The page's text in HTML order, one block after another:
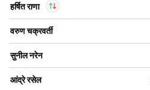
हर्षित राणा
In हर्षित राणा
Out मनीष पांडे
वरुण चक्रवर्ती
सुनील नरेन
आंद्रे रसेल